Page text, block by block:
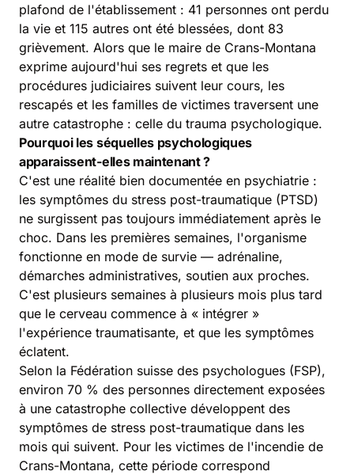
plafond de l'établissement : 41 personnes ont perdu
la vie et 115 autres ont été blessées, dont 83
grièvement. Alors que le maire de Crans-Montana
exprime aujourd'hui ses regrets et que les
procédures judiciaires suivent leur cours, les
rescapés et les familles de victimes traversent une
autre catastrophe : celle du trauma psychologique.
Pourquoi les séquelles psychologiques
apparaissent-elles maintenant ?
C'est une réalité bien documentée en psychiatrie :
les symptômes du stress post-traumatique (PTSD)
ne surgissent pas toujours immédiatement après le
choc. Dans les premières semaines, l'organisme
fonctionne en mode de survie — adrénaline,
démarches administratives, soutien aux proches.
C'est plusieurs semaines à plusieurs mois plus tard
que le cerveau commence à « intégrer »
l'expérience traumatisante, et que les symptômes
éclatent.
Selon la Fédération suisse des psychologues (FSP),
environ 70 % des personnes directement exposées
à une catastrophe collective développent des
symptômes de stress post-traumatique dans les
mois qui suivent. Pour les victimes de l'incendie de
Crans-Montana, cette période correspond